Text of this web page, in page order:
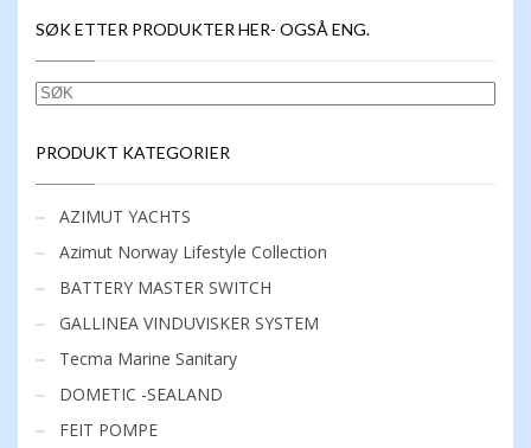
SØK ETTER PRODUKTER HER- OGSÅ ENG.
SØK
PRODUKT KATEGORIER
AZIMUT YACHTS
Azimut Norway Lifestyle Collection
BATTERY MASTER SWITCH
GALLINEA VINDUVISKER SYSTEM
Tecma Marine Sanitary
DOMETIC -SEALAND
FEIT POMPE